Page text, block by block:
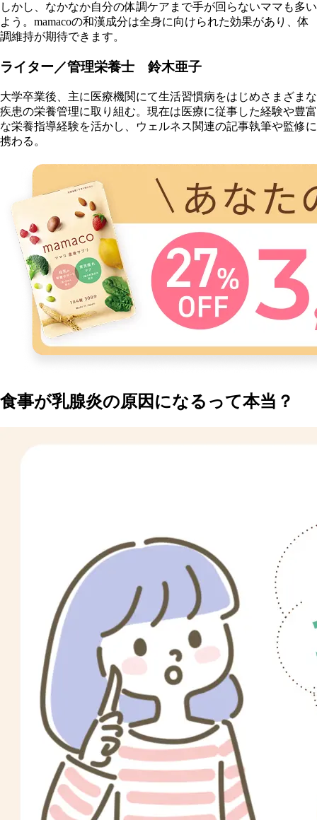
しかし、なかなか自分の体調ケアまで手が回らないママも多い
よう。mamacoの和漢成分は全身に向けられた効果があり、体
調維持が期待できます。
ライター／管理栄養士 鈴木亜子
大学卒業後、主に医療機関にて生活習慣病をはじめさまざまな
疾患の栄養管理に取り組む。現在は医療に従事した経験や豊富
な栄養指導経験を活かし、ウェルネス関連の記事執筆や監修に
携わる。
食事が乳腺炎の原因になるって本当？